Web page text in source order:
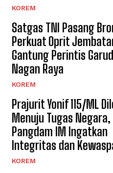
KOREM
Satgas TNI Pasang
Perkuat Oprit
Gantung Perintis
Nagan Raya
KOREM
Prajurit Yonif 115/ML
Menuju Tugas Negara,
Pangdam IM Ingatkan
Integritas dan
KOREM